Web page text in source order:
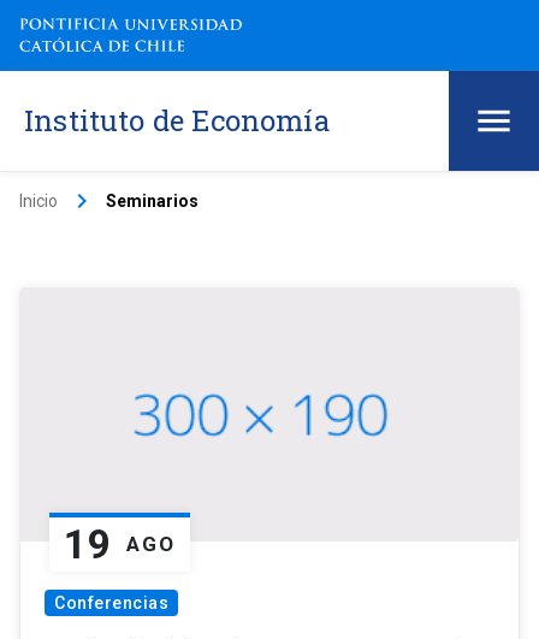
Instituto de Economía
Inicio keyboard_arrow_right Seminarios
19 AGO
Conferencias